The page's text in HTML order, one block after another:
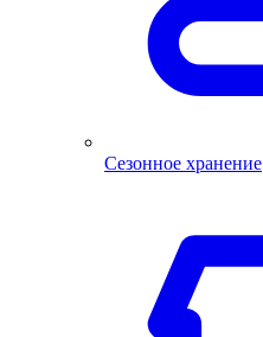
Сезонное хранение